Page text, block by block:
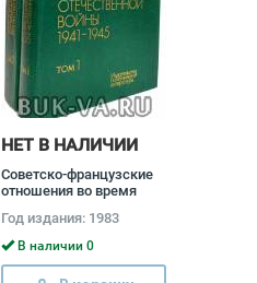
НЕТ В НАЛИЧИИ
Советско-французские
отношения во время
войны 1941 - 1945
(комплект из 2 книг)
Год издания: 1983
В наличии 0